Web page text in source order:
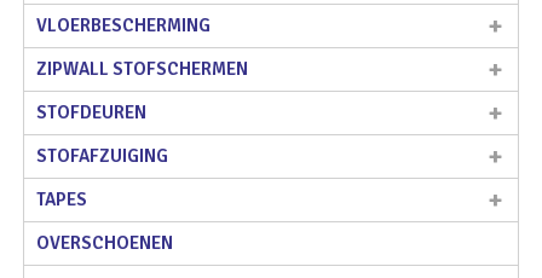
VLOERBESCHERMING
ZIPWALL STOFSCHERMEN
STOFDEUREN
STOFAFZUIGING
TAPES
OVERSCHOENEN